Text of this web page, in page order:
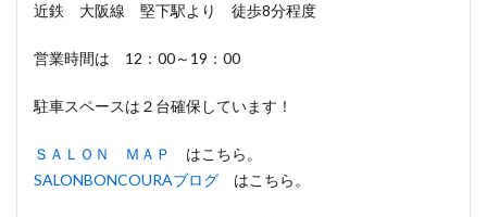
近鉄 大阪線 堅下駅より 徒歩8分程度
営業時間は 12：00～19：00
駐車スペースは２台確保しています！
ＳＡＬＯＮ ＭＡＰ
はこちら。
SALONBONCOURAブログ はこちら。